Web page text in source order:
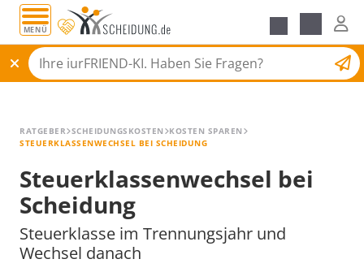
MENÜ
Scheidungsantrag
Alle Ratgeber
RATGEBER SCHEIDUNGSKOSTEN
KOSTEN SPAREN
STEUERKLASSENWECHSEL BEI SCHEIDUNG
Steuerklassenwechsel bei
Scheidung
Steuerklasse im Trennungsjahr und
Wechsel danach